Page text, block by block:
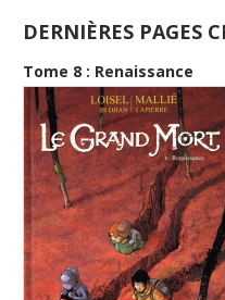
DERNIÈRES PAGES
Tome 8 : Renaissance